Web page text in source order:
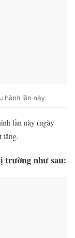
hành lần này.
lần này (ngày
tăng.
trường như sau: